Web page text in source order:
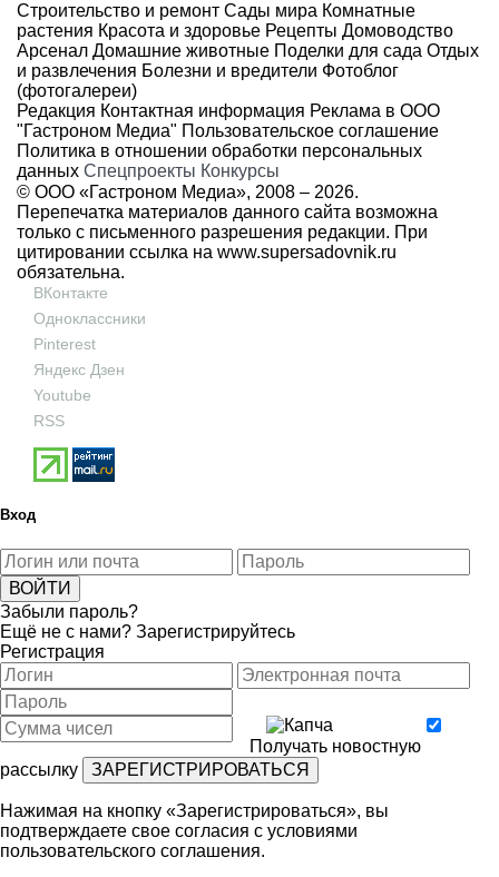
Строительство и ремонт Сады мира Комнатные
растения Красота и здоровье Рецепты Домоводство
Арсенал Домашние животные Поделки для сада Отдых
и развлечения Болезни и вредители Фотоблог
(фотогалереи)
Редакция Контактная информация Реклама в ООО
"Гастроном Медиа" Пользовательское соглашение
Политика в отношении обработки персональных
данных Спецпроекты Конкурсы
© ООО «Гастроном Медиа», 2008 – 2026.
Перепечатка материалов данного сайта возможна
только с письменного разрешения редакции. При
цитировании ссылка на www.supersadovnik.ru
обязательна.
ВКонтакте
Одноклассники
Pinterest
Яндекс Дзен
Youtube
RSS
Вход
Забыли пароль?
Ещё не с нами? Зарегистрируйтесь
Регистрация
Получать новостную
рассылку
Нажимая на кнопку «Зарегистрироваться», вы
подтверждаете свое согласия с условиями
пользовательского соглашения.